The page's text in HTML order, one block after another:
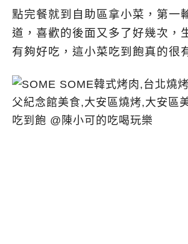
點完餐就到自助區拿小菜，第一
道，喜歡的後面又多了好幾次，
有夠好吃，這小菜吃到飽真的很